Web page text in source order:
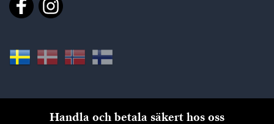
Handla och betala säkert hos oss